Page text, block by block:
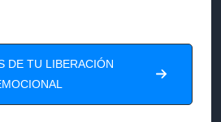
DE TU LIBERACIÓN